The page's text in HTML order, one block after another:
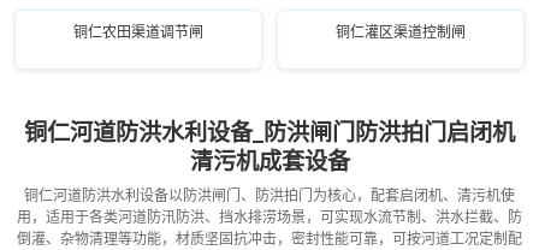
铜仁农田渠道调节闸 铜仁灌区渠道控制闸
铜仁河道防洪水利设备_防洪闸门防洪拍门启闭机
清污机成套设备
铜仁河道防洪水利设备以防洪闸门、防洪拍门为核心，配套启闭机、清污机使
用，适用于各类河道防汛防洪、挡水排涝场景，可实现水流节制、洪水拦截、防
倒灌、杂物清理等功能，材质坚固抗冲击，密封性能可靠，可按河道工况定制配